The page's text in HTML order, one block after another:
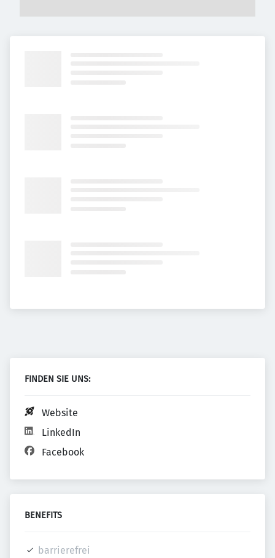
FINDEN SIE UNS:
Website
LinkedIn
Facebook
BENEFITS
barrierefrei